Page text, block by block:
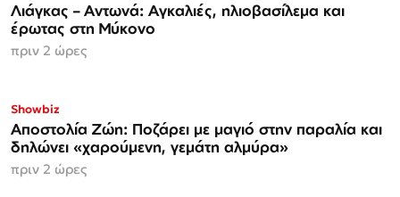
Λιάγκας – Αντωνά: Αγκαλιές, ηλιοβασίλεμα και
έρωτας στη Μύκονο
πριν 2 ώρες
Showbiz
Αποστολία Ζώη: Ποζάρει με μαγιό στην παραλία και
δηλώνει «χαρούμενη, γεμάτη αλμύρα»
πριν 2 ώρες